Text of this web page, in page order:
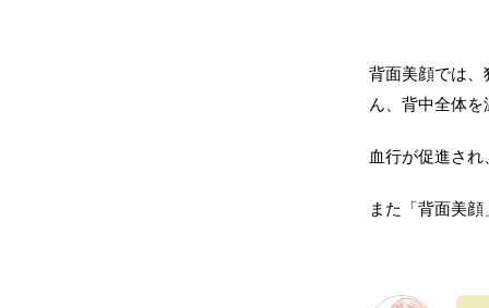
背面美顔では
ん、背中全体
血行が促進さ
また「背面美